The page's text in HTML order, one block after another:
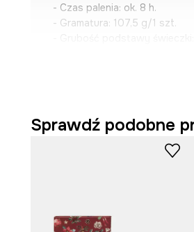
- Czas palenia: ok. 8 h.
- Gramatura: 107,5 g/1 szt.
Sprawdź podobne